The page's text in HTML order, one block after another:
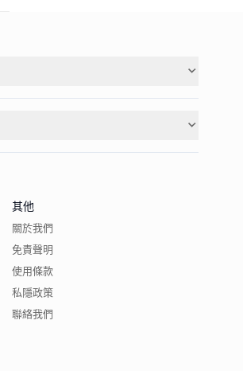
其他
關於我們
免責聲明
使用條款
私隱政策
聯絡我們